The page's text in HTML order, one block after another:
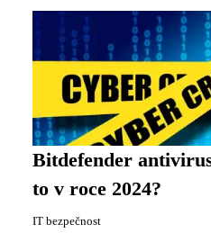
Bitdefender
to v roce 2024?
IT bezpečnost